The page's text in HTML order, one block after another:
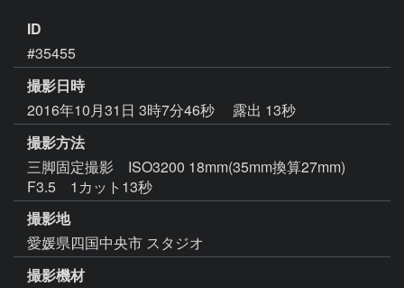
ID
#35455
撮影日時
2016年10月31日 3時7分46秒
露出 13秒
撮影方法
三脚固定撮影 ISO3200 18mm(35mm換算27mm)
F3.5 1カット13秒
撮影地
愛媛県四国中央市 スタジオ
撮影機材